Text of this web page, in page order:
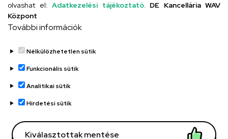
Titkárság
Adatvédelem
Adatvédelem
Régi oldal
olvashat el: Adatkezelési tájékoztató. DE Kancellária WAV
Központ
További információk
Nélkülözhetetlen sütik
Funkcionális sütik
Analitikai sütik
Hirdetési sütik
Kiválasztottak mentése